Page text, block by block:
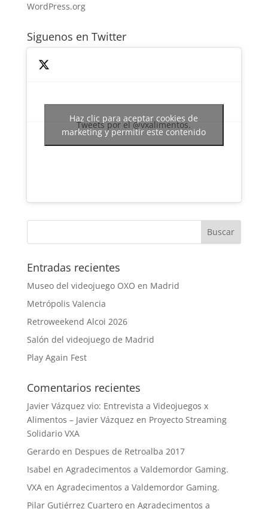
WordPress.org
Siguenos en Twitter
Tweets por el @vxalimentos.
Haz clic para aceptar cookies de
marketing y permitir este contenido
Entradas recientes
Museo del videojuego OXO en Madrid
Metrópolis Valencia
Retroweekend Alcoi 2026
Salón del videojuego de Madrid
Play Again Fest
Comentarios recientes
Javier Vázquez vio: Entrevista a Videojuegos x
Alimentos – Javier Vázquez en Proyecto Streaming
Solidario VXA
Gerardoen Despues de Retroalba 2017
Isabel en Agradecimentos a Valdemordor Gaming.
VXAen Agradecimentos a Valdemordor Gaming.
Pilar Gutiérrez Cuarteroen Agradecimentos a